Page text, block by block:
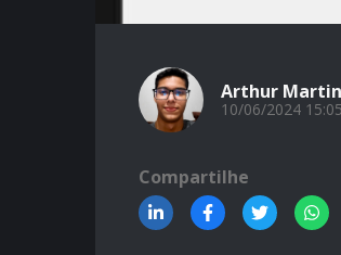
Arthur
10/06/2024 15:05
Compartilhe